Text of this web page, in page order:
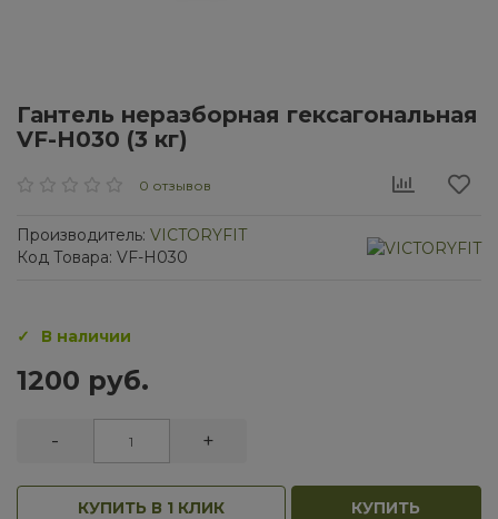
Гантель неразборная гексагональная
VF-H030 (3 кг)
0 отзывов
Производитель: VICTORYFIT
Код Товара: VF-H030
В наличии
1200 руб.
- +
КУПИТЬ В 1 КЛИК КУПИТЬ